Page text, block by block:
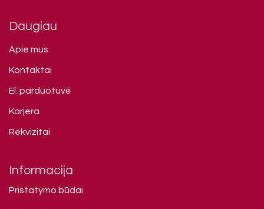
Daugiau
Apie mus
Kontaktai
El. parduotuvė
Karjera
Rekvizitai
Informacija
Pristatymo būdai